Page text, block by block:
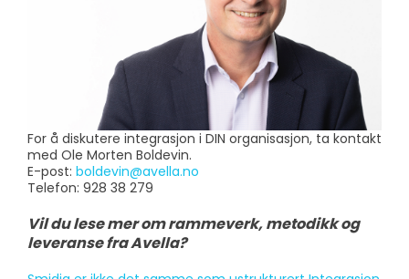
For å diskutere integrasjon i DIN organisasjon, ta kontakt
med Ole Morten Boldevin.
E-post: boldevin@avella.no
Telefon: 928 38 279
Vil du lese mer om rammeverk, metodikk og
leveranse fra Avella?